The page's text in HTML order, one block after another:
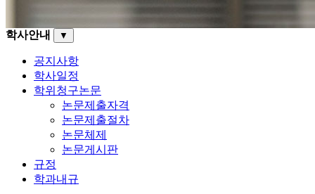
학사안내 ▼
공지사항
학사일정
학위청구논문
논문제출자격
논문제출절차
논문체제
논문게시판
규정
학과내규